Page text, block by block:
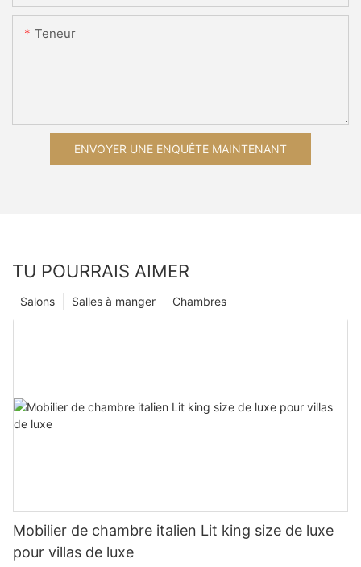
Teneur
ENVOYER UNE ENQUÊTE MAINTENANT
TU POURRAIS AIMER
Chambres
Salles à manger
Salons
Mobilier de chambre italien Lit king size de luxe
pour villas de luxe